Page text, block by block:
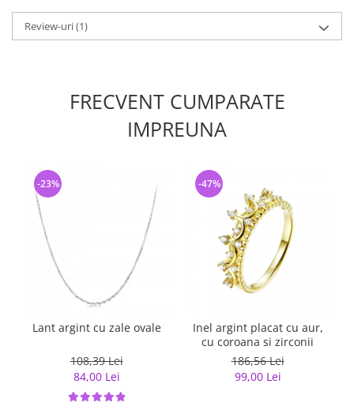
Review-uri(1)
FRECVENT CUMPARATE
IMPREUNA
Lant argint cu zale ovale
108,39 Lei
84,00 Lei
-23%
Inel argint placat cu aur,
cu coroana si zirconii
186,56 Lei
99,00 Lei
-47%